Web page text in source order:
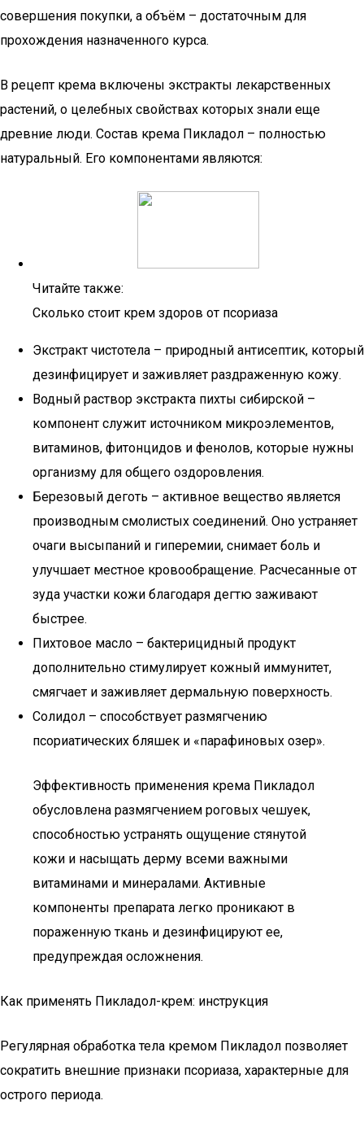
совершения покупки, а объём – достаточным для
прохождения назначенного курса.
В рецепт крема включены экстракты лекарственных
растений, о целебных свойствах которых знали еще
древние люди. Состав крема Пикладол – полностью
натуральный. Его компонентами являются:
Читайте также:
Сколько стоит крем здоров от псориаза
Экстракт чистотела – природный антисептик, который
дезинфицирует и заживляет раздраженную кожу.
Водный раствор экстракта пихты сибирской –
компонент служит источником микроэлементов,
витаминов, фитонцидов и фенолов, которые нужны
организму для общего оздоровления.
Березовый деготь – активное вещество является
производным смолистых соединений. Оно устраняет
очаги высыпаний и гиперемии, снимает боль и
улучшает местное кровообращение. Расчесанные от
зуда участки кожи благодаря дегтю заживают
быстрее.
Пихтовое масло – бактерицидный продукт
дополнительно стимулирует кожный иммунитет,
смягчает и заживляет дермальную поверхность.
Солидол – способствует размягчению
псориатических бляшек и «парафиновых озер».
Эффективность применения крема Пикладол
обусловлена размягчением роговых чешуек,
способностью устранять ощущение стянутой
кожи и насыщать дерму всеми важными
витаминами и минералами. Активные
компоненты препарата легко проникают в
пораженную ткань и дезинфицируют ее,
предупреждая осложнения.
Как применять Пикладол-крем: инструкция
Регулярная обработка тела кремом Пикладол позволяет
сократить внешние признаки псориаза, характерные для
острого периода.